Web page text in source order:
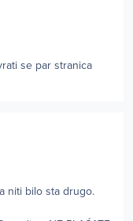
se par stranica
niti bilo sta drugo.